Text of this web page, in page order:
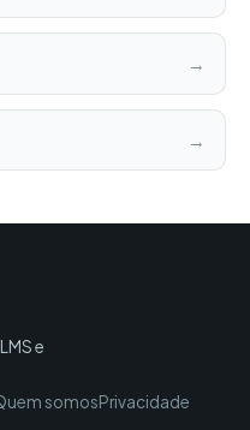
→
→
e
somosPrivacidade